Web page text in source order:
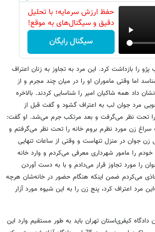
حفظ ارزش سرمایه؛ با تحلیل
دقیق و سیگنال‌های به موقع!
سیگنال رایگان
را بازداشت کرد. این مرد به تجاوز به زنان اعتراف
اما وقتی ماموران او را در میان چند مجرم و از
داد همه شاکیان امیر را شناسایی کردند. بالاخره
مرد جوان لب به اعتراف گشود و گفت قبل از
را تحت نظر می‌گرفت و بعد مرتکب جرم می‌شد. او گفت:
سراغ زن مورد نظرم بروم خانه را تحت نظر می‌گرفتم و
جوان در منزل تنهاست و وقتی از ساعات تنهایی
را مامور شهرداری معرفی می‌کردم و وارد خانه
را مورد تجاوز قرار می‌دادم و با به دست آوردن
می‌کردم ضمن اینکه هنگام حضور در خانه‌شان هرچه
مرد اعتراف کرد، پنج زن را به این شیوه مورد آزار
دادگاه کیفری‌استان تهران باید به طور مستقیم وارد این